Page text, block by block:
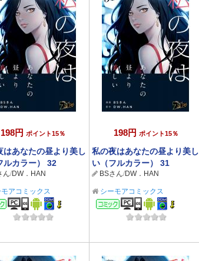
198円 ポイント15％
はあなたの昼より美し
ルカラー） 32
ん/DW．HAN
モアコミックス
コミック
198円 ポイント15％
私の夜はあなたの昼より美し
い（フルカラー） 31
BSさん/DW．HAN
シーモアコミックス
コミック